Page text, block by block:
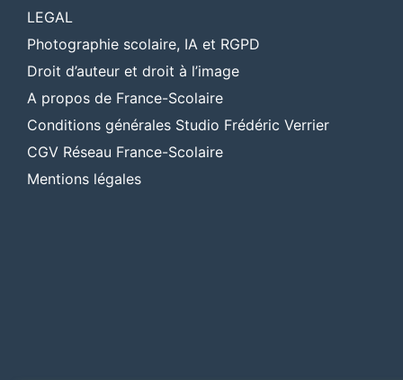
LEGAL
Photographie scolaire, IA et RGPD
Droit d’auteur et droit à l’image
A propos de France-Scolaire
Conditions générales Studio Frédéric Verrier
CGV Réseau France-Scolaire
Mentions légales